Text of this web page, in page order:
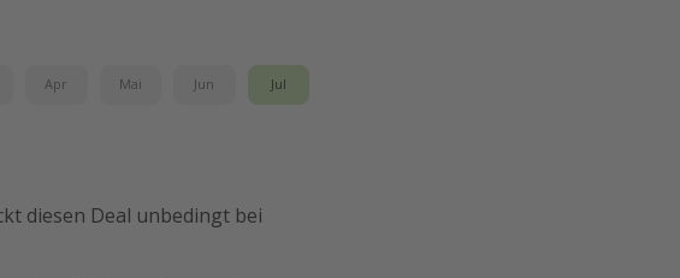
Apr Mai Jun Jul
diesen Deal unbedingt bei